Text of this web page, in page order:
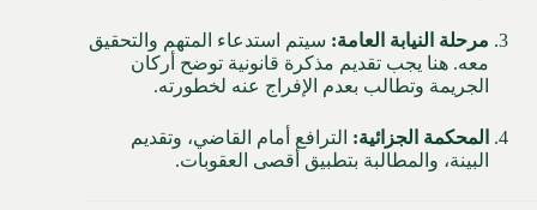
مرحلة النيابة العامة: سيتم استدعاء المتهم والتحقيق
معه. هنا يجب تقديم مذكرة قانونية توضح أركان
الجريمة وتطالب بعدم الإفراج عنه لخطورته.
المحكمة الجزائية: الترافع أمام القاضي، وتقديم
البينة، والمطالبة بتطبيق أقصى العقوبات.